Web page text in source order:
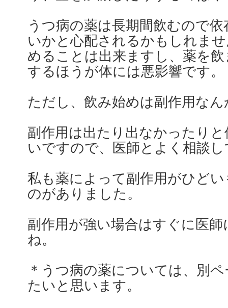
うつ病の薬は長期間飲むので
いかと心配されるかもしれま
めることは出来ますし、薬を
するほうが体には悪影響です。
ただし、飲み始めは副作用な
副作用は出たり出なかったり
いですので、医師とよく相談
私も薬によって副作用がひど
のがありました。
副作用が強い場合はすぐに医
ね。
＊うつ病の薬については、別
たいと思います。